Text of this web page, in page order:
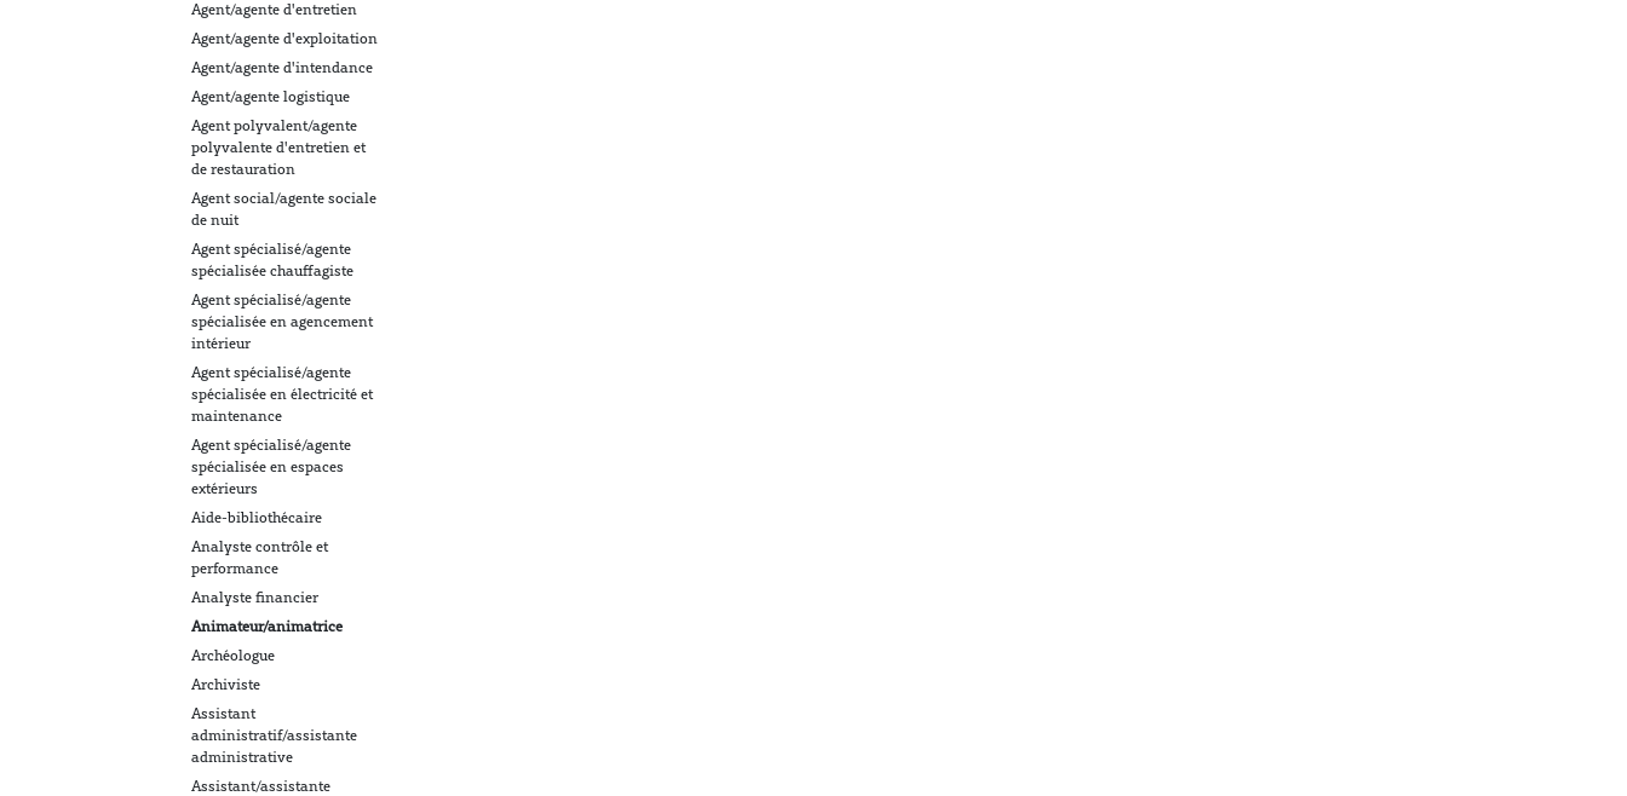
Agent/agente d'entretien
Agent/agente d'exploitation
Agent/agente d'intendance
Agent/agente logistique
Agent polyvalent/agente
polyvalente d'entretien et
de restauration
Agent social/agente sociale
de nuit
Agent spécialisé/agente
spécialisée chauffagiste
Agent spécialisé/agente
spécialisée en agencement
intérieur
Agent spécialisé/agente
spécialisée en électricité et
maintenance
Agent spécialisé/agente
spécialisée en espaces
extérieurs
Aide-bibliothécaire
Analyste contrôle et
performance
Analyste financier
Animateur/animatrice
Archéologue
Archiviste
Assistant
administratif/assistante
administrative
Assistant/assistante